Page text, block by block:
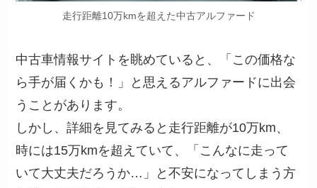
走行距離10万kmを超えた中古アルファード
中古車情報サイトを眺めていると、「この価格な
ら手が届くかも！」と思えるアルファードに出会
うことがあります。
しかし、詳細を見てみると走行距離が10万km、
時には15万kmを超えていて、「こんなに走って
いて大丈夫だろうか…」と不安になってしまう方